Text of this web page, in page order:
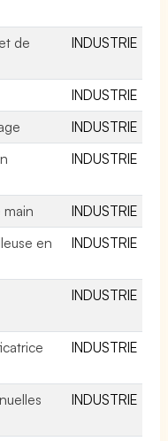
de
INDUSTRIE
INDUSTRIE
INDUSTRIE
INDUSTRIE
INDUSTRIE
en
INDUSTRIE
INDUSTRIE
INDUSTRIE
INDUSTRIE